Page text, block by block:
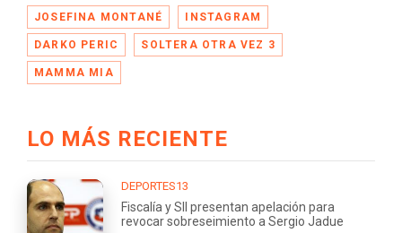
JOSEFINA MONTANÉ INSTAGRAM
DARKO PERIC SOLTERA OTRA VEZ 3
MAMMA MIA
LO MÁS RECIENTE
DEPORTES13
Fiscalía y SII presentan apelación para
revocar sobreseimiento a Sergio Jadue